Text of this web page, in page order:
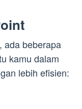
ada beberapa
kamu dalam
lebih efisien: